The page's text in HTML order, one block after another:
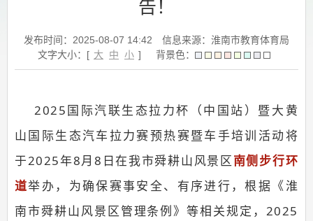
告！
发布时间：2025-08-07 14:42
信息来源：淮南市教育体育局
文字大小：[ 大 中 小 ] 背景色：
2025国际汽联生态拉力杯（中国站）暨大黄
山国际生态汽车拉力赛预热赛暨车手培训活动将
于2025年8月8日在我市舜耕山风景区南侧步行环
道举办，为确保赛事安全、有序进行，根据《淮
南市舜耕山风景区管理条例》等相关规定，2025